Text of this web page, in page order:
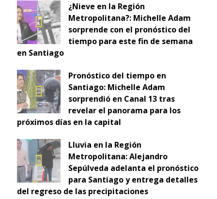
¿Nieve en la Región
Metropolitana?: Michelle Adam
sorprende con el pronóstico del
tiempo para este fin de semana
en Santiago
Pronóstico del tiempo en
Santiago: Michelle Adam
sorprendió en Canal 13 tras
revelar el panorama para los
próximos días en la capital
Lluvia en la Región
Metropolitana: Alejandro
Sepúlveda adelanta el pronóstico
para Santiago y entrega detalles
del regreso de las precipitaciones